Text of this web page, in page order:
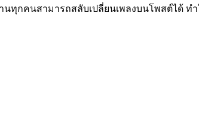
นทุกคนสามารถสลับเปลี่ยนเพลงบนโพสต์ได้